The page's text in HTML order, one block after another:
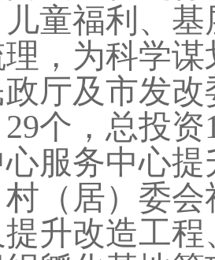
儿童福利、
，为科学
厅及市发
29个，总投资
服务中心
村（居）委
升改造工